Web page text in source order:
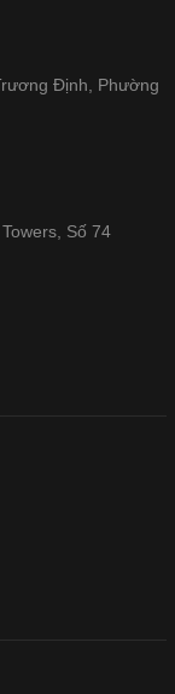
Định, Phường
Số 74